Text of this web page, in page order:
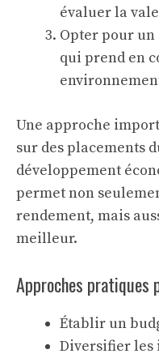
évaluer la
Opter pour un
qui prend en
Une approche
sur des placements
développement
permet non
rendement, mais
meilleur.
Approches pratiques
Établir un
Diversifier les